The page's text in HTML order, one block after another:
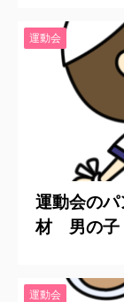
運動会
運動会の
材 男の子
運動会